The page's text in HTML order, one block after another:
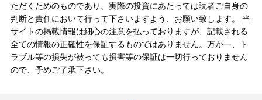
ただくためのものであり、実際の投資にあたっては読者ご自身の
判断と責任において行って下さいますよう、お願い致します。 当
サイトの掲載情報は細心の注意を払っておりますが、記載される
全ての情報の正確性を保証するものではありません。万が一、ト
ラブル等の損失が被っても損害等の保証は一切行っておりません
ので、予めご了承下さい。